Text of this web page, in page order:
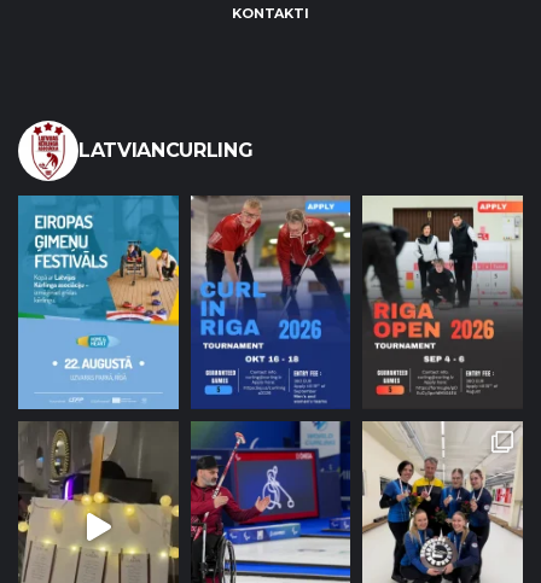
KONTAKTI
LATVIANCURLING